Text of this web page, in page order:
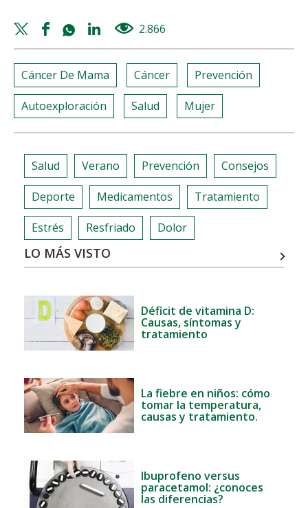
Twitter
share
Facebook
share
Whatsapp
share
Linkedin
share
2.866
Cáncer De Mama Cáncer Prevención
Autoexploración Salud Mujer
Salud Verano Prevención Consejos
Deporte Medicamentos Tratamiento
Estrés Resfriado Dolor
LO MÁS VISTO
Déficit de vitamina D:
Causas, síntomas y
tratamiento
La fiebre en niños: cómo
tomar la temperatura,
causas y tratamiento.
Ibuprofeno versus
paracetamol: ¿conoces
las diferencias?